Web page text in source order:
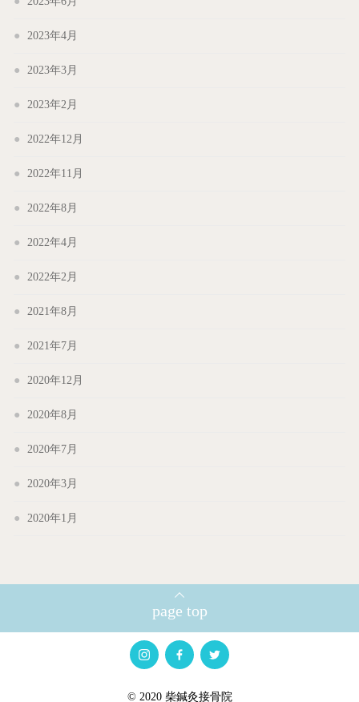
2023年4月
2023年3月
2023年2月
2022年12月
2022年11月
2022年8月
2022年4月
2022年2月
2021年8月
2021年7月
2020年12月
2020年8月
2020年7月
2020年3月
2020年1月
page top
© 2020 柴鍼灸接骨院